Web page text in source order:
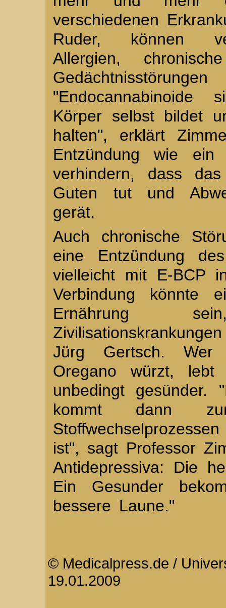
verschiedenen
Ruder, können
Allergien,
Körper selbst bildet
halten", erklärt
Entzündung wie
verhindern, dass
Guten tut und
gerät.
Auch chronische
eine Entzündung
vielleicht mit E-BCP
Verbindung könnte
Ernährung
Jürg Gertsch.
Oregano würzt,
unbedingt gesünder.
kommt dann
ist", sagt Professor
Antidepressiva: Die
Ein Gesunder
bessere Laune."
© Medicalpress.de /
19.01.2009